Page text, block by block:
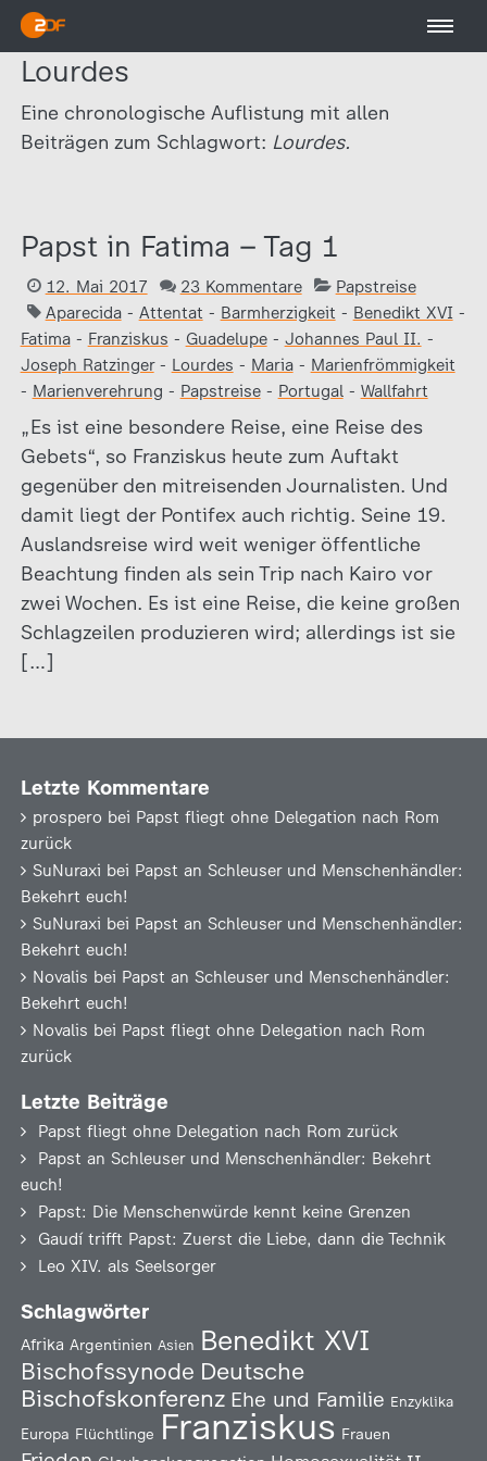
Lourdes
Eine chronologische Auflistung mit allen
Beiträgen zum Schlagwort: Lourdes.
Papst in Fatima – Tag 1
12. Mai 2017 23 Kommentare
Papstreise
Aparecida- Attentat - Barmherzigkeit - Benedikt XVI -
Fatima- Franziskus - Guadelupe- Johannes Paul II. -
Joseph Ratzinger- Lourdes - Maria- Marienfrömmigkeit
- Marienverehrung - Papstreise- Portugal- Wallfahrt
„Es ist eine besondere Reise, eine Reise des
Gebets“, so Franziskus heute zum Auftakt
gegenüber den mitreisenden Journalisten. Und
damit liegt der Pontifex auch richtig. Seine 19.
Auslandsreise wird weit weniger öffentliche
Beachtung finden als sein Trip nach Kairo vor
zwei Wochen. Es ist eine Reise, die keine großen
Schlagzeilen produzieren wird; allerdings ist sie
[…]
Letzte Kommentare
prospero bei Papst fliegt ohne Delegation nach Rom
zurück
SuNuraxi bei Papst an Schleuser und Menschenhändler:
Bekehrt euch!
SuNuraxi bei Papst an Schleuser und Menschenhändler:
Bekehrt euch!
Novalis bei Papst an Schleuser und Menschenhändler:
Bekehrt euch!
Novalis bei Papst fliegt ohne Delegation nach Rom
zurück
Letzte Beiträge
Papst fliegt ohne Delegation nach Rom zurück
Papst an Schleuser und Menschenhändler: Bekehrt
euch!
Papst: Die Menschenwürde kennt keine Grenzen
Gaudí trifft Papst: Zuerst die Liebe, dann die Technik
Leo XIV. als Seelsorger
Schlagwörter
Afrika Argentinien Asien Benedikt XVI
Bischofssynode Deutsche
Bischofskonferenz Ehe und Familie Enzyklika
Europa Flüchtlinge Franziskus Frauen